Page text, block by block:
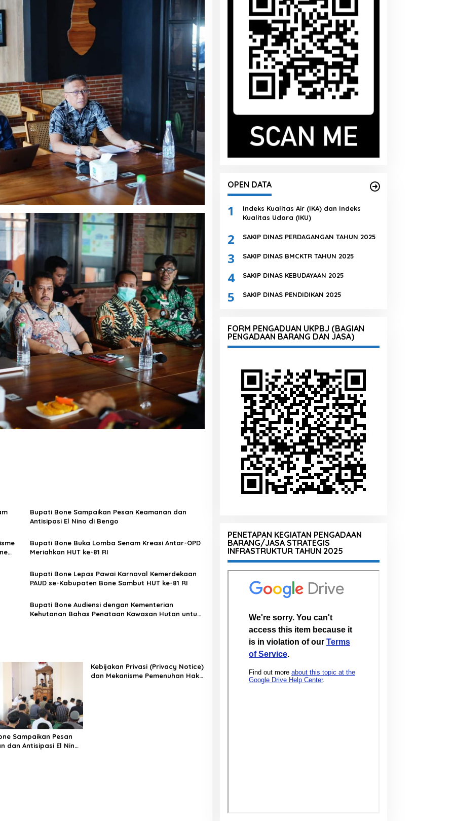
Bupati Bone Sampaikan Pesan Keamanan dan
Antisipasi El Nino di Bengo
Bupati Bone Buka Lomba Senam Kreasi Antar-OPD
Meriahkan HUT ke-81 RI
Bupati Bone Lepas Pawai Karnaval Kemerdekaan
PAUD se-Kabupaten Bone Sambut HUT ke-81 RI
Bupati Bone Audiensi dengan Kementerian
Kehutanan Bahas Penataan Kawasan Hutan untuk
Sampaikan Pesan
dan Antisipasi El Nino
Kebijakan Privasi (Privacy Notice)
dan Mekanisme Pemenuhan Hak
OPEN DATA
1
Indeks Kualitas Air (IKA) dan Indeks
Kualitas Udara (IKU)
2 SAKIP DINAS PERDAGANGAN TAHUN 2025
3 SAKIP DINAS BMCKTR TAHUN 2025
4 SAKIP DINAS KEBUDAYAAN 2025
5 SAKIP DINAS PENDIDIKAN 2025
FORM PENGADUAN UKPBJ (BAGIAN
PENGADAAN BARANG DAN JASA)
PENETAPAN KEGIATAN PENGADAAN
BARANG/JASA STRATEGIS
INFRASTRUKTUR TAHUN 2025